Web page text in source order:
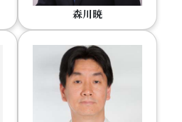
森川暁